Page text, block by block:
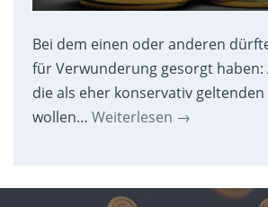
Bei dem einen oder anderen
für Verwunderung gesorgt haben:
die als eher konservativ geltenden
wollen… Weiterlesen →